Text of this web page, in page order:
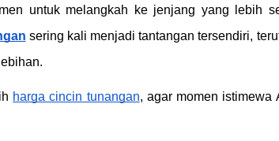
untuk melangkah ke jenjang yang lebih
sering kali menjadi tantangan tersendiri,
harga cincin tunangan, agar momen istimewa